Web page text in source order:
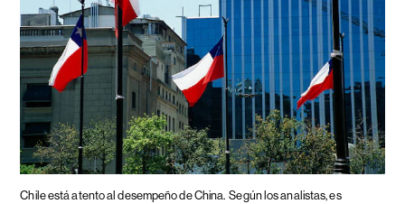
Chile está atento al desempeño de China. Según los analistas, es